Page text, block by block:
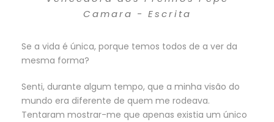
Camara - Escrita
Se a vida é única, porque temos todos de a ver da
mesma forma?
Senti, durante algum tempo, que a minha visão do
mundo era diferente de quem me rodeava.
Tentaram mostrar-me que apenas existia um único